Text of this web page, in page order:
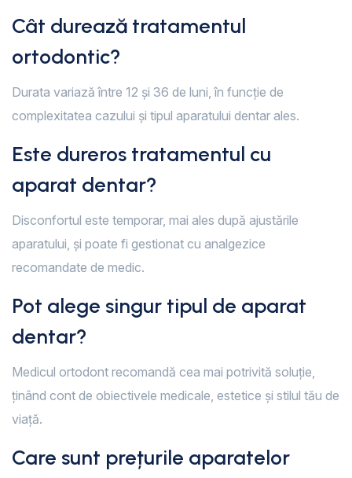
Cât durează tratamentul
ortodontic?
Durata variază între 12 și 36 de luni, în funcție de
complexitatea cazului și tipul aparatului dentar ales.
Este dureros tratamentul cu
aparat dentar?
Disconfortul este temporar, mai ales după ajustările
aparatului, și poate fi gestionat cu analgezice
recomandate de medic.
Pot alege singur tipul de aparat
dentar?
Medicul ortodont recomandă cea mai potrivită soluție,
ținând cont de obiectivele medicale, estetice și stilul tău de
viață.
Care sunt prețurile aparatelor